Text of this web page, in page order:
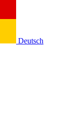
Deutsch